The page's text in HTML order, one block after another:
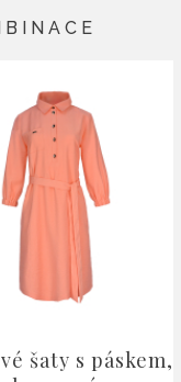
šaty s páskem,